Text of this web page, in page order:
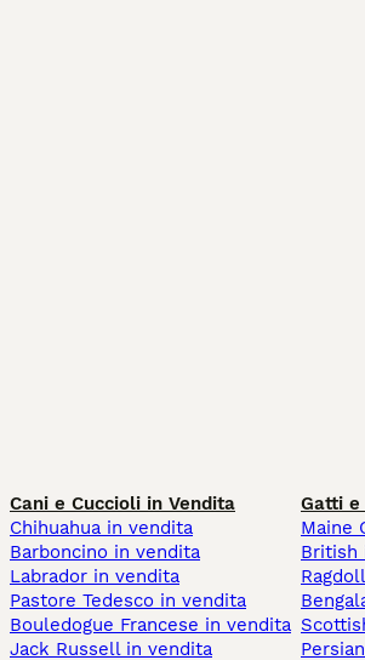
Cani e Cuccioli in Vendita
Chihuahua in vendita
Barboncino in vendita
Labrador in vendita
Pastore Tedesco in vendita
Bouledogue Francese in vendita
Jack Russell in vendita
Gatti e
Maine
British